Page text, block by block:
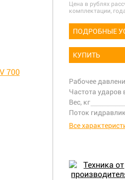
Цена в рублях
комплектации,
ПОДРОБНЫЕ
КУПИТЬ
Рабочее
Частота ударов
Вес, кг
Поток
Все